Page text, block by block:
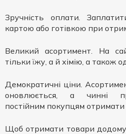
Зручність оплати.
картою або готівкою при
Великий асортимент. На
тільки їжу, а й хімію, а також
Демократичні ціни.
оновлюється, а чинні
постійним покупцям
Щоб отримати товари